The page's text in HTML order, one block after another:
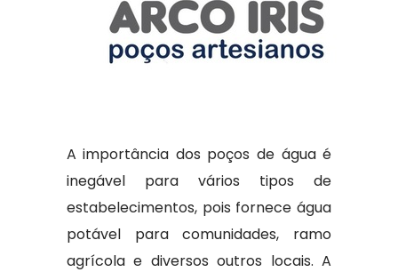
A importância dos poços de água é
inegável para vários tipos de
estabelecimentos, pois fornece água
potável para comunidades, ramo
agrícola e diversos outros locais. A